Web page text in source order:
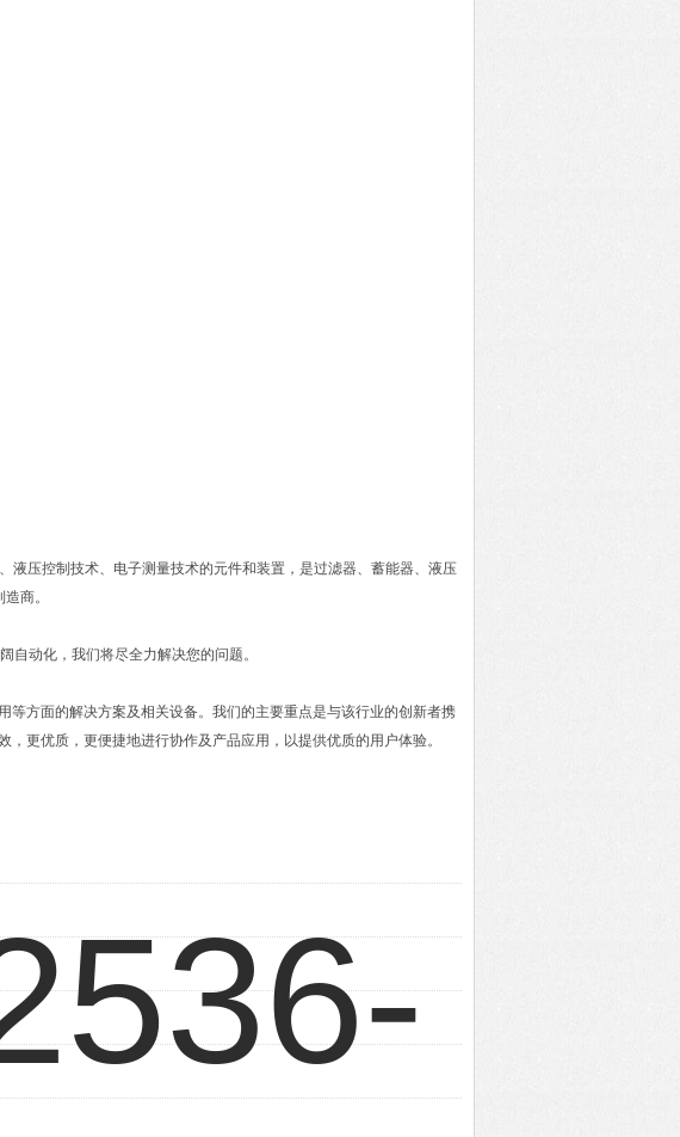
压控制技术、电子测量技术的元件和装置，是过滤器、蓄能器、液压
商。
自动化，我们将尽全力解决您的问题。
方面的解决方案及相关设备。我们的主要重点是与该行业的创新者携
更优质，更便捷地进行协作及产品应用，以提供优质的用户体验。